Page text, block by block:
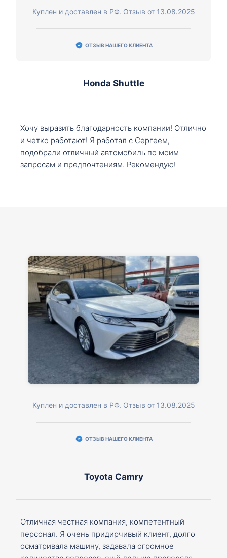
Куплен и доставлен в РФ. Отзыв от 13.08.2025
ОТЗЫВ НАШЕГО КЛИЕНТА
Honda Shuttle
Хочу выразить благодарность компании! Отлично
и четко работают! Я работал с Сергеем,
подобрали отличный автомобиль по моим
запросам и предпочтениям. Рекомендую!
Куплен и доставлен в РФ. Отзыв от 13.08.2025
ОТЗЫВ НАШЕГО КЛИЕНТА
Toyota Camry
Отличная честная компания, компетентный
персонал. Я очень придирчивый клиент, долго
осматривала машину, задавала огромное